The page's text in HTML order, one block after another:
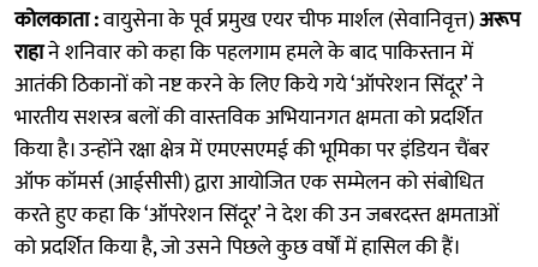
कोलकाता :वायुसेना के पूर्व प्रमुख एयर चीफ मार्शल (सेवानिवृत्त)अरूप
राहाने शनिवार को कहा कि पहलगाम हमले के बाद पाकिस्तान में
आतंकी ठिकानों को नष्ट करने के लिए किये गये ‘ऑपरेशन सिंदूर’ ने
भारतीय सशस्त्र बलों की वास्तविक अभियानगत क्षमता को प्रदर्शित
किया है। उन्होंने रक्षा क्षेत्र में एमएसएमई की भूमिका पर इंडियन चैंबर
ऑफ कॉमर्स (आईसीसी) द्वारा आयोजित एक सम्मेलन को संबोधित
करते हुए कहा कि ‘ऑपरेशन सिंदूर’ ने देश की उन जबरदस्त क्षमताओं
को प्रदर्शित किया है, जो उसने पिछले कुछ वर्षों में हासिल की हैं।